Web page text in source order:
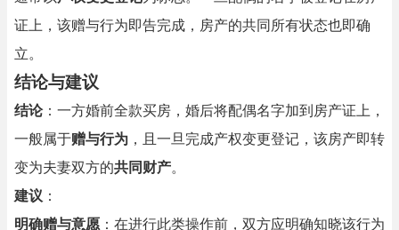
证上，该赠与行为即告完成，房产的共同所有状态也即确
立。
结论与建议
结论：一方婚前全款买房，婚后将配偶名字加到房产证上，
一般属于赠与行为 ，且一旦完成产权变更登记，该房产即转
变为夫妻双方的共同财产。
建议 ：
明确赠与意愿 ：在进行此类操作前，双方应明确知晓该行为